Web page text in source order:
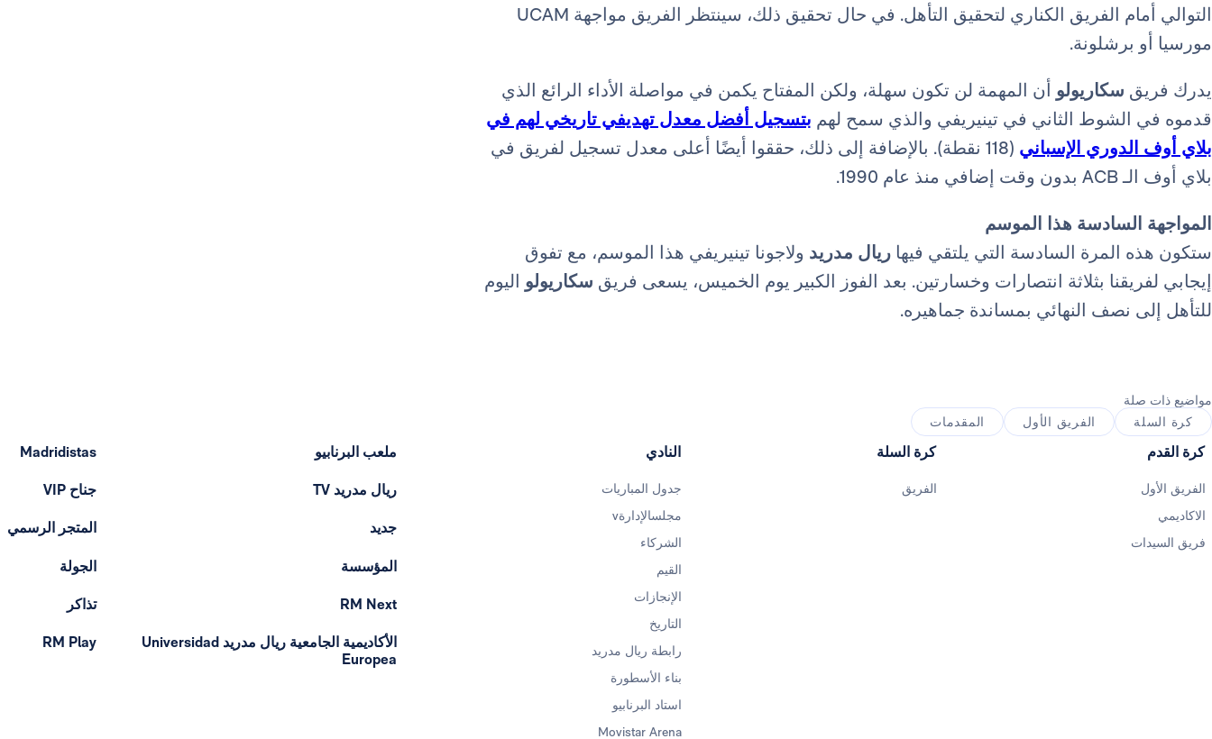
التوالي أمام الفريق الكناري
لتحقيق التأهل. في حال تحقيق ذلك، سينتظر الفريق مواجهة UCAM
مورسيا أو برشلونة.
يدرك فريق سكاريولو أن المهمة لن تكون سهلة، ولكن المفتاح يكمن في مواصلة الأداء الرائع الذي
قدموه في الشوط الثاني في تينيريفي والذي سمح لهم بتسجيل أفضل معدل تهديفي تاريخي لهم في
بلاي أوف الدوري الإسباني
(118 نقطة). بالإضافة إلى ذلك، حققوا أيضًا أعلى معدل تسجيل لفريق في
بلاي أوف الـ ACB بدون وقت إضافي منذ عام 1990.
المواجهة السادسة هذا الموسم
ستكون هذه المرة السادسة التي يلتقي فيها ريال مدريد ولاجونا تينيريفي هذا الموسم، مع تفوق
إيجابي لفريقنا بثلاثة انتصارات وخسارتين. بعد الفوز الكبير يوم الخميس، يسعى فريق سكاريولو اليوم
للتأهل إلى نصف النهائي بمساندة جماهيره.
مواضيع ذات صلة
كرة السلة
الفريق الأول المقدمات
كرة القدم
الفريق الأول
الاكاديمي
فريق السيدات
كرة السلة
الفريق
النادي
جدول المباريات
مجلسالإدارةv
الشركاء
القيم
الإنجازات
التاريخ
رابطة ريال مدريد
بناء الأسطورة
استاد البرنابيو
Movistar Arena
ملعب البرنابيو
ريال مدريد TV
جديد
المؤسسة
RM Next
الأكاديمية الجامعية ريال مدريد Universidad
Europea
Madridistas
جناح VIP
المتجر الرسمي
الجولة
تذاكر
RM Play